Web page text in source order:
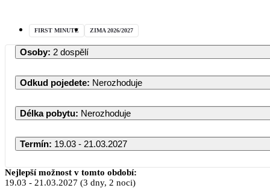
FIRST MINUTE ZIMA 2026/2027
Osoby: 2 dospělí
Odkud pojedete: Nerozhoduje
Délka pobytu: Nerozhoduje
Termín: 19.03 - 21.03.2027
Březen 2027
Nejlepší možnost v tomto období:
19.03 - 21.03.2027 (3 dny, 2 noci)